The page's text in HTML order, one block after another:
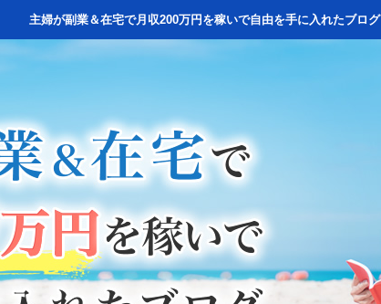
主婦が副業＆在宅で月収200万円を稼いで自由を手に入れたブログ